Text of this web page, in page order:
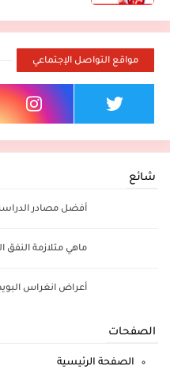
مواقع التواصل الإجتماعي
شائع
أفضل مصادر
ماهي متلازمة النفق
أعراض انغراس
الصفحات
الصفحة الرئيسية